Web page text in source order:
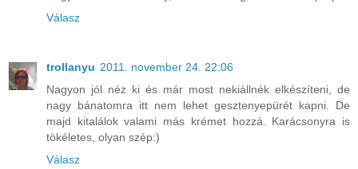
Válasz
trollanyu 2011. november 24. 22:06
Nagyon jól néz ki és már most nekiállnék elkészíteni, de
nagy bánatomra itt nem lehet gesztenyepürét kapni. De
majd kitalálok valami más krémet hozzá. Karácsonyra is
tökéletes, olyan szép:)
Válasz